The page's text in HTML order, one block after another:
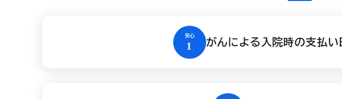
がんによる入院時の支払い